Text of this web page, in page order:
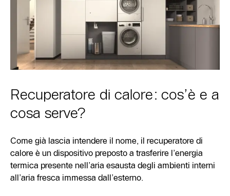
Recuperatore di calore: cos’è e a
cosa serve?
Come già lascia intendere il nome, il recuperatore di
calore è un dispositivo preposto a trasferire l’energia
termica presente nell’aria esausta degli ambienti interni
all’aria fresca immessa dall’esterno.